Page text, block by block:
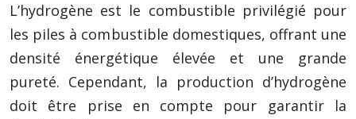
L’hydrogène est le combustible privilégié pour
les piles à combustible domestiques, offrant une
densité énergétique élevée et une grande
pureté. Cependant, la production d’hydrogène
doit être prise en compte pour garantir la